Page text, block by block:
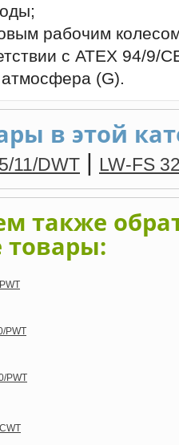
рабочим
с ATEX 94/9/
(G).
в этой
11/DWT | LW-FS
также
PWT
PWT